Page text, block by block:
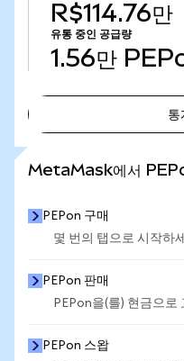
R$114.76만
유통 중인 공급량
1.56만
통
MetaMask에서
PEPon 구매
몇 번의 탭으로 시작하
PEPon 판매
PEPon을(를) 현금으로
PEPon 스왑